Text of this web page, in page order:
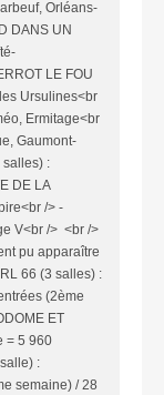
Orléans-
DANS UN
LE FOU
Ursulines<br
Ermitage<br
Gaumont-
salles) :
DE LA
/> -
V<br /> <br />
pu apparaître
66 (3 salles) :
(2ème
ET
= 5 960
:
semaine) / 28